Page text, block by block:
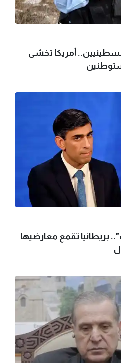
أمريكا تخشى
بريطانيا تقمع معارضيها